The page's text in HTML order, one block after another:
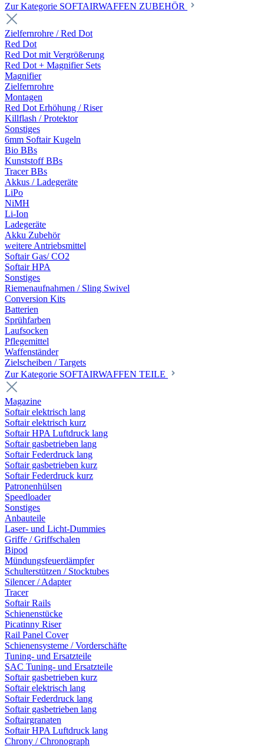
Zur Kategorie SOFTAIRWAFFEN ZUBEHÖR
Zielfernrohre / Red Dot
Red Dot
Red Dot mit Vergrößerung
Red Dot + Magnifier Sets
Magnifier
Zielfernrohre
Montagen
Red Dot Erhöhung / Riser
Killflash / Protektor
Sonstiges
6mm Softair Kugeln
Bio BBs
Kunststoff BBs
Tracer BBs
Akkus / Ladegeräte
LiPo
NiMH
Li-Ion
Ladegeräte
Akku Zubehör
weitere Antriebsmittel
Softair Gas/ CO2
Softair HPA
Sonstiges
Riemenaufnahmen / Sling Swivel
Conversion Kits
Batterien
Sprühfarben
Laufsocken
Pflegemittel
Waffenständer
Zielscheiben / Targets
Zur Kategorie SOFTAIRWAFFEN TEILE
Magazine
Softair elektrisch lang
Softair elektrisch kurz
Softair HPA Luftdruck lang
Softair gasbetrieben lang
Softair Federdruck lang
Softair gasbetrieben kurz
Softair Federdruck kurz
Patronenhülsen
Speedloader
Sonstiges
Anbauteile
Laser- und Licht-Dummies
Griffe / Griffschalen
Bipod
Mündungsfeuerdämpfer
Schulterstützen / Stocktubes
Silencer / Adapter
Tracer
Softair Rails
Schienenstücke
Picatinny Riser
Rail Panel Cover
Schienensysteme / Vorderschäfte
Tuning- und Ersatzteile
SAC Tuning- und Ersatzteile
Softair gasbetrieben kurz
Softair elektrisch lang
Softair Federdruck lang
Softair gasbetrieben lang
Softairgranaten
Softair HPA Luftdruck lang
Chrony / Chronograph